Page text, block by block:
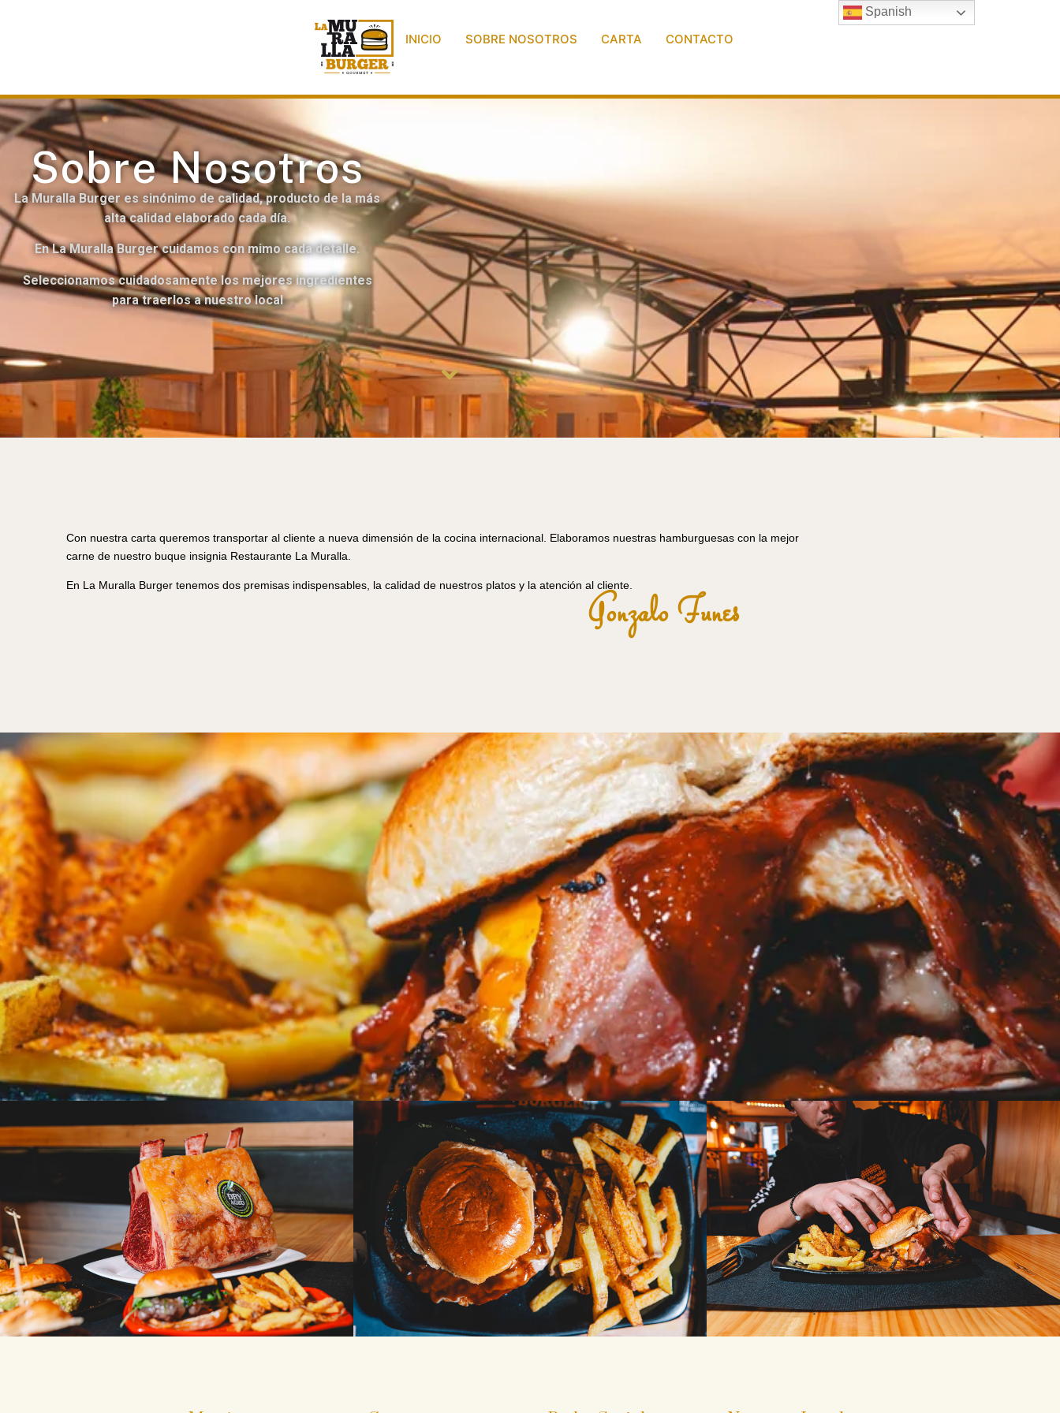
INICIO SOBRE NOSOTROS CARTA CONTACTO
Sobre Nosotros
La Muralla Burger es sinónimo de calidad, producto de la más
alta calidad elaborado cada día.
En La Muralla Burger cuidamos con mimo cada detalle.
Seleccionamos cuidadosamente los mejores ingredientes
para traerlos a nuestro local
Con nuestra carta queremos transportar al cliente a nueva dimensión de la cocina internacional. Elaboramos nuestras hamburguesas con la mejor
carne de nuestro buque insignia Restaurante La Muralla.
En La Muralla Burger tenemos dos premisas indispensables, la calidad de nuestros platos y la atención al cliente.Gonzalo Funes
Spanish